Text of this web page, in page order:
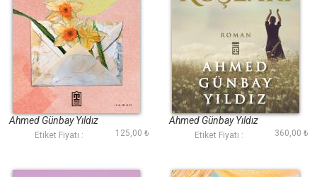
Sahibini Arayan
Mektuplar
Ahmed Günbay Yıldız
Etiket Fiyatı : 125,00 ₺
Azat Kuşları
Ahmed Günbay Yıldız
Etiket Fiyatı : 360,00 ₺